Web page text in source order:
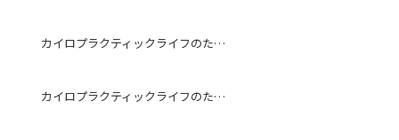
カイロプラクティックライフのためになる話～予防～
カイロプラクティックライフのためになる話～ストレッチ～